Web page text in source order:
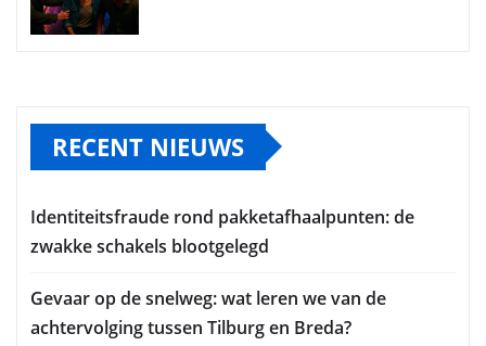
RECENT NIEUWS
Identiteitsfraude rond pakketafhaalpunten: de
zwakke schakels blootgelegd
Gevaar op de snelweg: wat leren we van de
achtervolging tussen Tilburg en Breda?